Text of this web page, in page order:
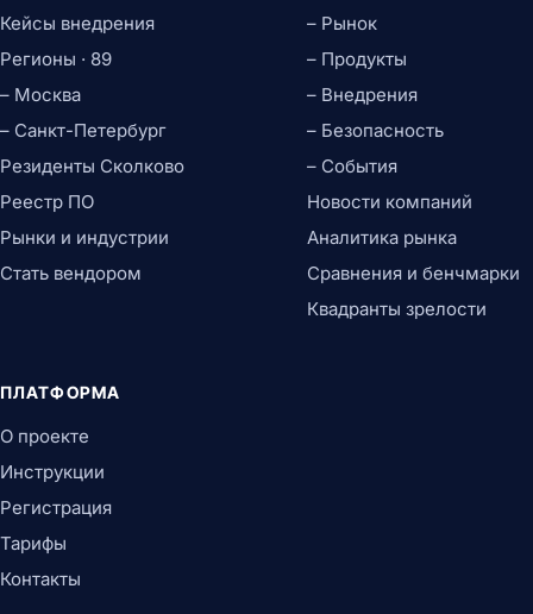
Кейсы внедрения
Регионы · 89
– Москва
– Санкт-Петербург
Резиденты Сколково
Реестр ПО
Рынки и индустрии
Стать вендором
– Рынок
– Продукты
– Внедрения
– Безопасность
– События
Новости компаний
Аналитика рынка
Сравнения и бенчмарки
Квадранты зрелости
ПЛАТФОРМА
О проекте
Инструкции
Регистрация
Тарифы
Контакты